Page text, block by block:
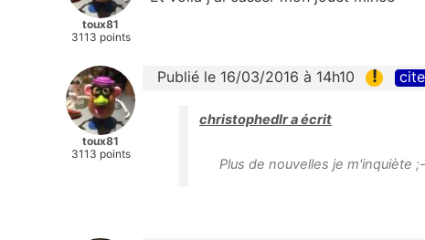
toux81
3113 points
toux81
3113 points
Publié le 16/03/2016 à 14h10 !
christophedlr a écrit
Plus de nouvelles je m'inquiète